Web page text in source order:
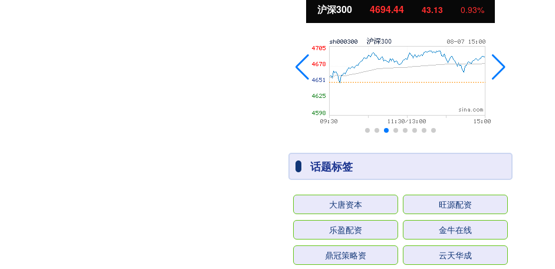
北证50 1134.24 11.37 1.01%
话题标签
大唐资本 旺源配资
乐盈配资 金牛在线
鼎冠策略资 云天华成